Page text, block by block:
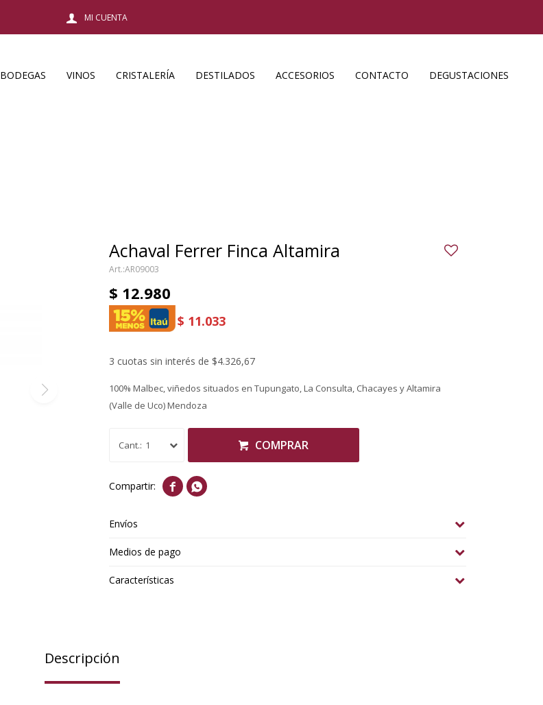
BODEGAS VINOS CRISTALERÍA DESTILADOS ACCESORIOS CONTACTO DEGUSTACIONES
Achaval Ferrer Finca Altamira
AR09003
$ 12.980
$ 11.033
3 cuotas sin interés de $4.326,67
100% Malbec, viñedos situados en Tupungato, La Consulta, Chacayes y Altamira
(Valle de Uco) Mendoza
1 COMPRAR
 
Envíos
Medios de pago
Características
Descripción